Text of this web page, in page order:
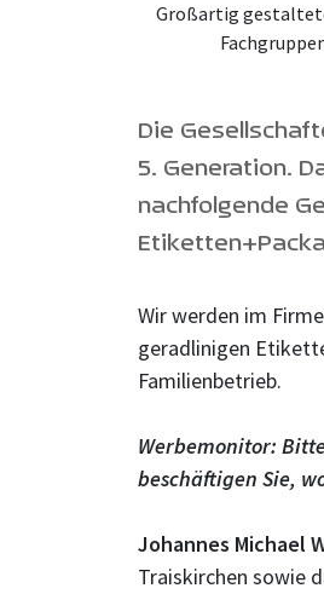
Großartig
Die
5. Generation.
nachfolgende
Wir werden im
geradlinigen
Familienbetrieb.
Werbemonitor:
beschäftigen Sie,
Johannes Michael
Traiskirchen sowie